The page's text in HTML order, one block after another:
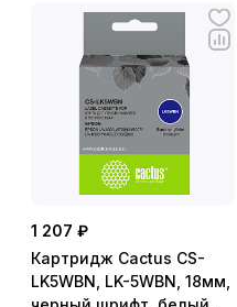
1 207 ₽
Картридж Cactus CS-
LK5WBN, LK-5WBN, 18мм,